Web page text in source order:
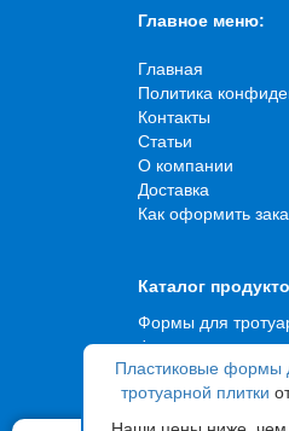
Пластиковые формы
тротуарной плитки
Главное меню:
Главная
Политика
Контакты
Статьи
О компании
Доставка
Как оформить
Каталог
Формы для
Формы для
камня
Формы для